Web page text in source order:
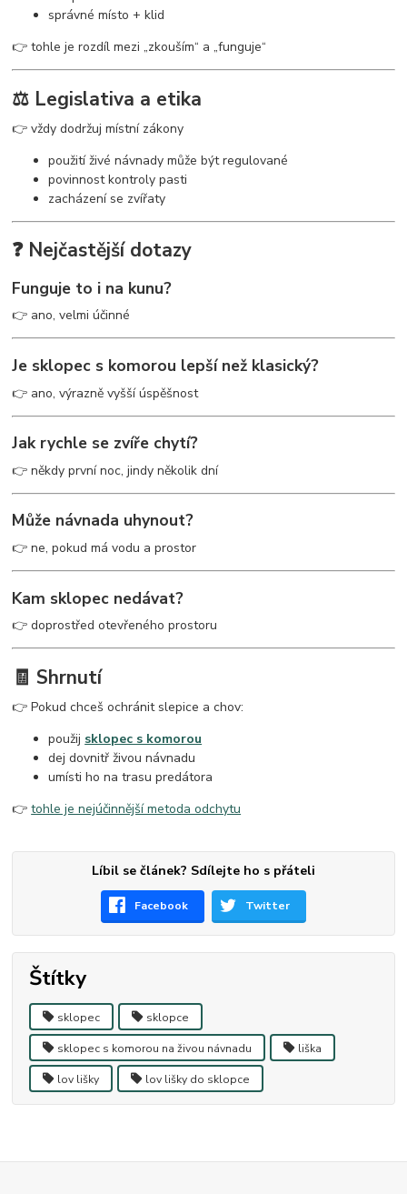
správné místo + klid
👉 tohle je rozdíl mezi „zkouším“ a „funguje“
⚖️ Legislativa a etika
👉 vždy dodržuj místní zákony
použití živé návnady může být regulované
povinnost kontroly pasti
zacházení se zvířaty
❓ Nejčastější dotazy
Funguje to i na kunu?
👉 ano, velmi účinné
Je sklopec s komorou lepší než klasický?
👉 ano, výrazně vyšší úspěšnost
Jak rychle se zvíře chytí?
👉 někdy první noc, jindy několik dní
Může návnada uhynout?
👉 ne, pokud má vodu a prostor
Kam sklopec nedávat?
👉 doprostřed otevřeného prostoru
🧾 Shrnutí
👉 Pokud chceš ochránit slepice a chov:
použij sklopec s komorou
dej dovnitř živou návnadu
umísti ho na trasu predátora
👉tohle je nejúčinnější metoda odchytu
Líbil se článek? Sdílejte ho s přáteli
Facebook Twitter
Štítky
sklopec sklopce
sklopec s komorou na živou návnadu liška
lov lišky lov lišky do sklopce